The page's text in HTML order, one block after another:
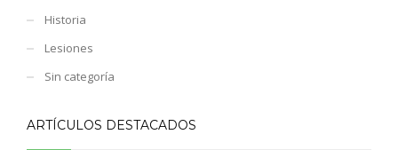
Historia
Lesiones
Sin categoría
ARTÍCULOS DESTACADOS